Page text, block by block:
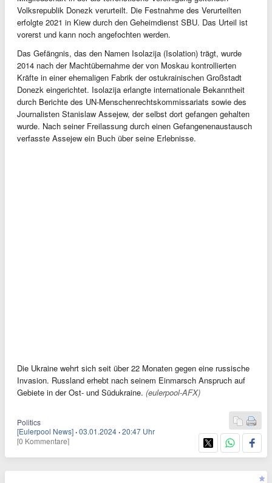
Volksrepublik Donezk verurteilt. Die Festnahme des Verurteilten
erfolgte 2021 in Kiew durch den Geheimdienst SBU. Das Urteil ist
vorerst und kann noch angefochten werden.
Das Gefängnis, das den Namen Isolazija (Isolation) trägt, wurde
2014 nach der Machtübernahme der von Moskau kontrollierten
Kräfte in einer ehemaligen Fabrik der ostukrainischen Großstadt
Donezk eingerichtet. Isolazija erlangte internationale Bekanntheit
durch Berichte des UN-Menschenrechtskommissariats sowie des
Journalisten Stanislaw Assejew, der selbst dort gefangen gehalten
wurde. Nach seiner Freilassung durch einen Gefangenenaustausch
verfasste Assejew ein Buch über seine Erlebnisse.
Die Ukraine wehrt sich seit über 22 Monaten gegen eine russische
Invasion. Russland erhebt nach seinem Einmarsch Anspruch auf
Gebiete in der Ost- und Südukraine. (eulerpool-AFX)
Politics
[Eulerpool News] ·03.01.2024 ·20:47 Uhr
[0 Kommentare]